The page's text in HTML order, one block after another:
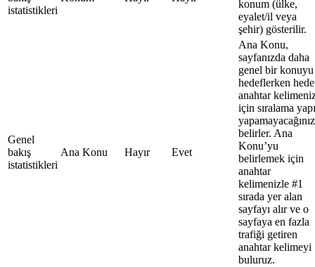
istatistikleri
konum (ülke,
eyalet/il veya
şehir) gösterilir.
Genel
bakış
istatistikleri
Ana Konu Hayır Evet
Ana Konu,
sayfanızda daha
genel bir konuyu
hedeflerken
anahtar
için sıralama
belirler. Ana
Konu’yu
belirlemek için
anahtar
kelimenizle #1
sırada yer alan
sayfayı alır ve o
sayfaya en fazla
trafiği getiren
anahtar kelimeyi
buluruz.